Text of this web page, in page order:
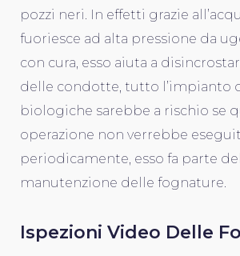
pozzi neri. In effetti grazie
fuoriesce ad alta pressione da
con cura, esso aiuta a
delle condotte, tutto l’impianto
biologiche sarebbe a rischio se
operazione non verrebbe
periodicamente, esso fa parte
manutenzione delle fognature.
Ispezioni Video Delle